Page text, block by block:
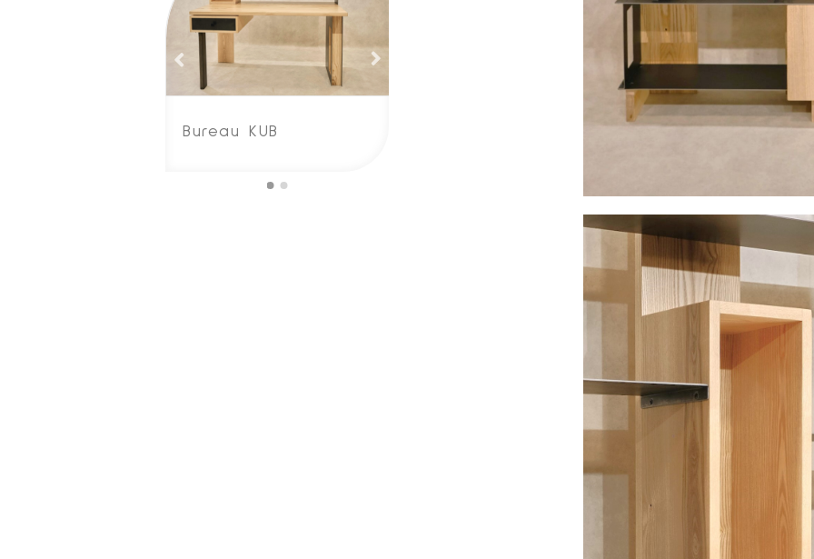
Bureau KUB